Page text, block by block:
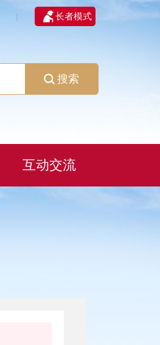
| 长者模式
搜索
互动交流